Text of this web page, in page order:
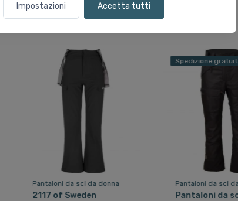
Impostazioni Accetta tutti
Prodotti simili
Pantaloni da sci da donna
2117 of Sweden
Spedizione
Pantaloni da sci
Pantaloni da